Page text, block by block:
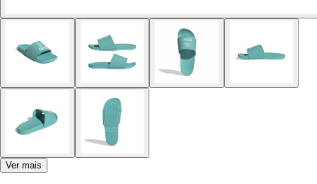
Ver mais